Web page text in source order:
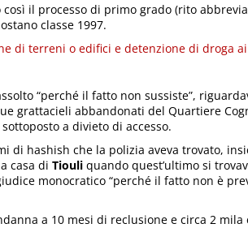
il processo di primo grado (rito
classe 1997.
di terreni o edifici e detenzione di droga
“perché il fatto non sussiste”,
grattacieli abbandonati del Quartiere
a divieto di accesso.
di hashish che la polizia aveva trovato,
casa di Tiouli quando quest’ultimo si
monocratico “perché il fatto non è
a 10 mesi di reclusione e circa 2